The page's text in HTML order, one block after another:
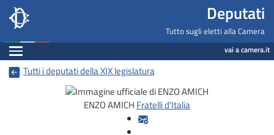
Deputati, Camera dei Deputati -
Salta al contenuto principale
Salta al menu di navigazione Deputati
Tutto sugli eletti alla Camera
Espandi vai a camera.it
Tutti i deputati della XIX legislatura
ENZO AMICH Fratelli d'Italia
Navigazione pagine di servizio
Fine pagina
Salta al contenuto principale
Salta al menu di navigazione
Vai a inizio pagina